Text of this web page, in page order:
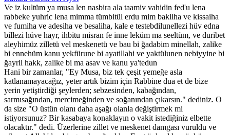
Ve iz kultüm ya musa len nasbira ala taamiv vahidin fed'u lena
rabbeke yuhric lena mimma tümbitül erdu mim bakliha ve kissaiha
ve fumiha ve adesiha ve besaliha, kale e testebdilunellezi hüv edna
billezi hüve hayr, ihbitu misran fe inne leküm ma seeltüm, ve duribet
aleyhimüz zilletü vel meskenetü ve bau bi ğadabim minellah, zalike
bi ennehüm kanu yekfürune bi ayatillahi ve yaktülunen nebiyyine bi
ğayril hakk, zalike bi ma asav ve kanu ya'tedun
Hani bir zamanlar, "Ey Musa, biz tek çeşit yemeğe asla
katlanamayacağız, yeter artık bizim için Rabbine dua et de bize
yerin yetiştirdiği şeylerden; sebzesinden, kabağından,
sarmısağından, mercimeğinden ve soğanından çıkarsın." dediniz. O
da size "O üstün olanı daha aşağı olanla değiştirmek mi
istiyorsunuz? Bir kasabaya konaklayın o vakit istediğiniz elbette
olacaktır." dedi. Üzerlerine zillet ve meskenet damgası vuruldu ve